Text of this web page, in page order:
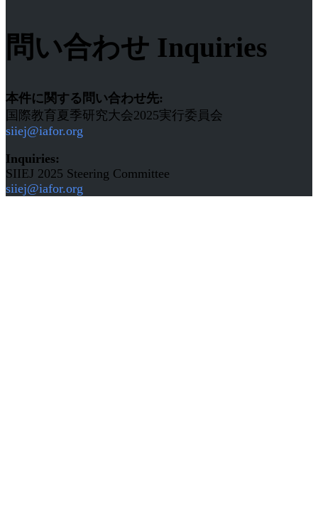
問い合わせ Inquiries
本件に関する問い合わせ先:
国際教育夏季研究大会2025実行委員会
siiej@iafor.org
Inquiries:
SIIEJ 2025 Steering Committee
siiej@iafor.org